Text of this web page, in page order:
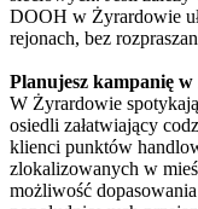
DOOH w Żyrardowie
rejonach, bez
Planujesz kampanię
W Żyrardowie
osiedli załatwiający
klienci punktów
zlokalizowanych w
możliwość